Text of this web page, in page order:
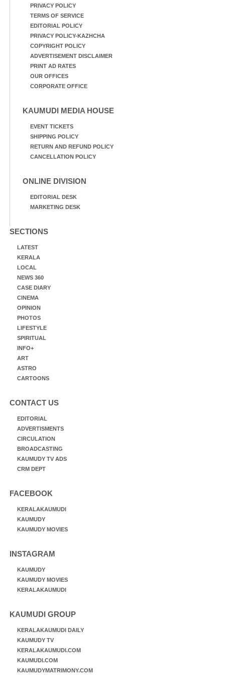
PRIVACY POLICY
TERMS OF SERVICE
EDITORIAL POLICY
PRIVACY POLICY-KAZHCHA
COPYRIGHT POLICY
ADVERTISEMENT DISCLAIMER
PRINT AD RATES
OUR OFFICES
CORPORATE OFFICE
KAUMUDI MEDIA HOUSE
EVENT TICKETS
SHIPPING POLICY
RETURN AND REFUND POLICY
CANCELLATION POLICY
ONLINE DIVISION
EDITORIAL DESK
MARKETING DESK
SECTIONS
LATEST
KERALA
LOCAL
NEWS 360
CASE DIARY
CINEMA
OPINION
PHOTOS
LIFESTYLE
SPIRITUAL
INFO+
ART
ASTRO
CARTOONS
CONTACT US
EDITORIAL
ADVERTISMENTS
CIRCULATION
BROADCASTING
KAUMUDY TV ADS
CRM DEPT
FACEBOOK
KERALAKAUMUDI
KAUMUDY
KAUMUDY MOVIES
INSTAGRAM
KAUMUDY
KAUMUDY MOVIES
KERALAKAUMUDI
KAUMUDI GROUP
KERALAKAUMUDI DAILY
KAUMUDY TV
KERALAKAUMUDI.COM
KAUMUDI.COM
KAUMUDYMATRIMONY.COM